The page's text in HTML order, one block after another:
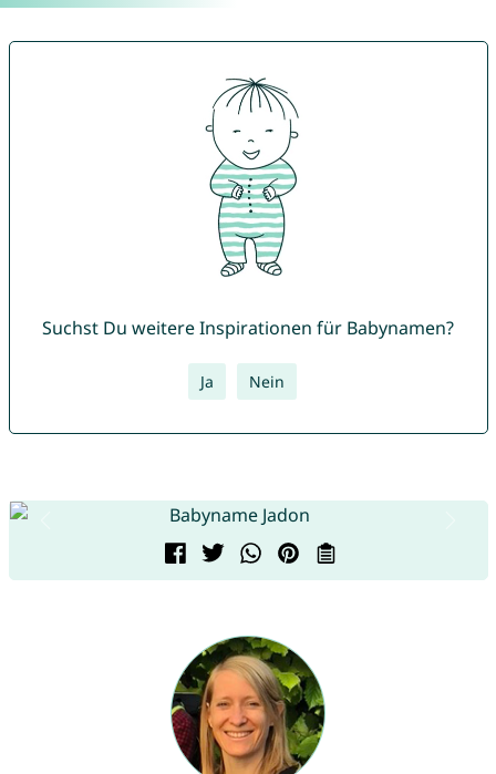
Suchst Du weitere Inspirationen für Babynamen?
Ja Nein